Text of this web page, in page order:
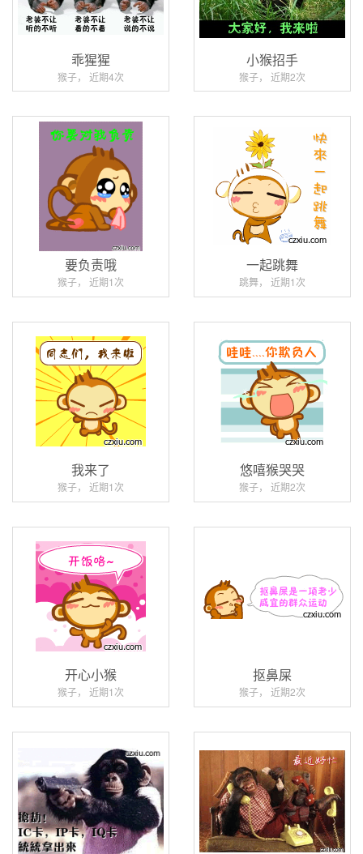
乖猩猩
猴子， 近期4次
小猴招手
猴子， 近期2次
要负责哦
猴子， 近期1次
一起跳舞
跳舞， 近期1次
我来了
猴子， 近期1次
悠嘻猴哭哭
猴子， 近期2次
开心小猴
猴子， 近期1次
抠鼻屎
猴子， 近期2次